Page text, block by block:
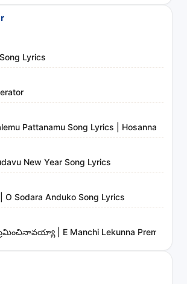
Lyrics
Pattanamu Song Lyrics | Hosanna
New Year Song Lyrics
Sodara Anduko Song Lyrics
| E Manchi Lekunna